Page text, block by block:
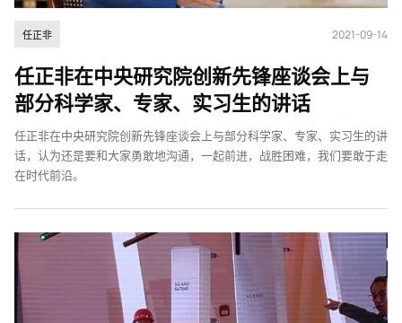
任正非 2021-09-14
任正非在中央研究院创新先锋座谈会上与
部分科学家、专家、实习生的讲话
任正非在中央研究院创新先锋座谈会上与部分科学家、专家、实习生的讲
话，认为还是要和大家勇敢地沟通，一起前进，战胜困难，我们要敢于走
在时代前沿。